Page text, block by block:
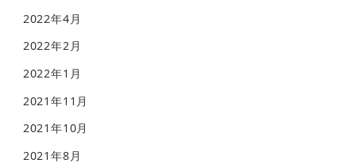
2022年4月
2022年2月
2022年1月
2021年11月
2021年10月
2021年8月